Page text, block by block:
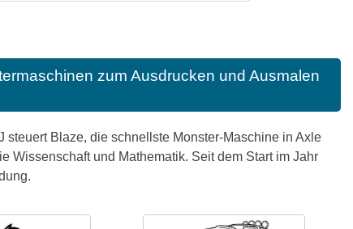
zum Ausdrucken und Ausmalen
Blaze, die schnellste Monster-Maschine in Axle
Wissenschaft und Mathematik. Seit dem Start im Jahr